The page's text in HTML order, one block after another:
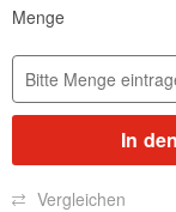
Menge
In den
Vergleichen